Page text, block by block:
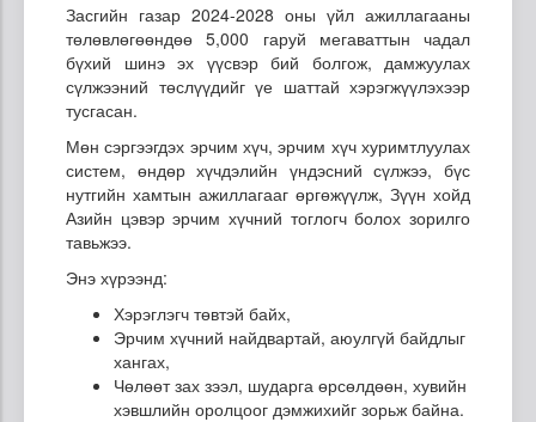
Засгийн газар 2024-2028 оны үйл ажиллагааны
төлөвлөгөөндөө 5,000 гаруй мегаваттын чадал
бүхий шинэ эх үүсвэр бий болгож, дамжуулах
сүлжээний төслүүдийг үе шаттай хэрэгжүүлэхээр
тусгасан.
Мөн сэргээгдэх эрчим хүч, эрчим хүч хуримтлуулах
систем, өндөр хүчдэлийн үндэсний сүлжээ, бүс
нутгийн хамтын ажиллагааг өргөжүүлж, Зүүн хойд
Азийн цэвэр эрчим хүчний тоглогч болох зорилго
тавьжээ.
Энэ хүрээнд:
Хэрэглэгч төвтэй байх,
Эрчим хүчний найдвартай, аюулгүй байдлыг
хангах,
Чөлөөт зах зээл, шударга өрсөлдөөн, хувийн
хэвшлийн оролцоог дэмжихийг зорьж байна.